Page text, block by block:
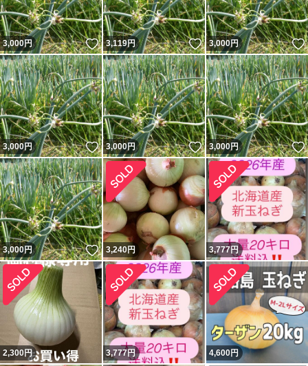
3,000円 いいね！
3,119円 いいね！
3,000円
3,000円 いいね！
3,000円 いいね！
3,000円
3,000円 いいね！
3,240円 3,777円
2,300円 3,777円 4,600円